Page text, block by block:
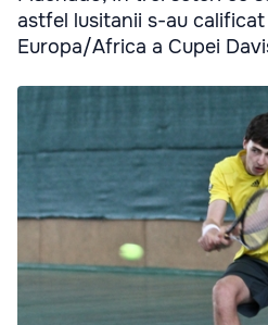
astfel lusitanii s-au
Europa/Africa a Cupei